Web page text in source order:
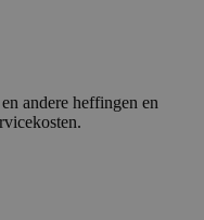
andere heffingen en